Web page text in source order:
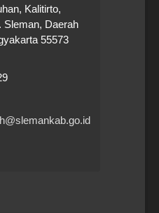
Kalitirto,
Sleman, Daerah
55573